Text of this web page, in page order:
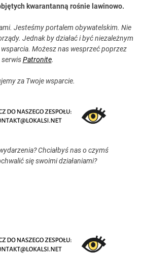
kwarantanną rośnie lawinowo.
Jesteśmy portalem obywatelskim. Nie
Jednak by działać i być niezależnym
Możesz nas wesprzeć poprzez
serwisPatronite.
za Twoje wsparcie.
Chciałbyś nas o czymś
się swoimi działaniami?